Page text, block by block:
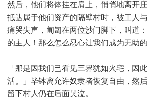
然后，他们将钵挂在肩上，悄悄地离开
抵达属于他们资产的隔壁村时，被工人
痛哭失声，匍匐在两位沙门脚下，叫道
的主人！那么怎么忍心让我们成为无助的
「那是因我们已看见三界犹如火宅，因
活。」毕钵离允许奴隶者恢复自由，然
留下村人仍在后面哭泣。